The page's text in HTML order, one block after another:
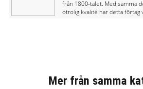
från 1800-talet. Med samma
otrolig kvalité har detta förtag
Mer från samma